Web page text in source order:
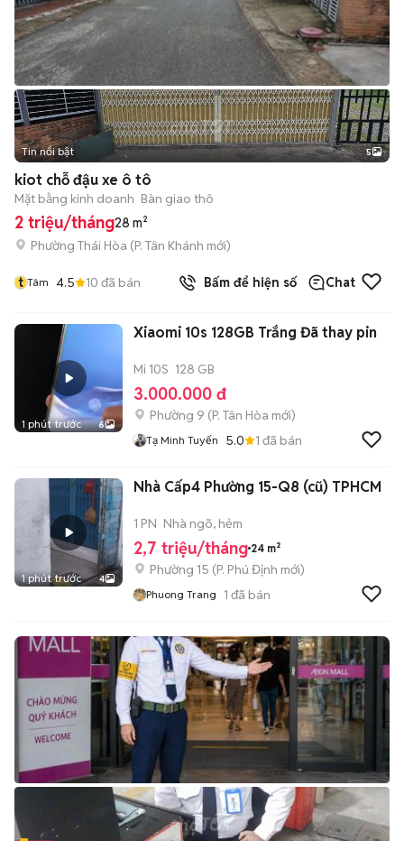
Tin nổi bật 5
kiot chỗ đậu xe ô tô
Mặt bằng kinh doanh Bàn giao thô
2 triệu/tháng28 m²
Phường Thái Hòa (P. Tân Khánh mới)
t Tâm 4.5 10 đã bán Bấm để hiện số Chat
1 phút trước 6
Xiaomi 10s 128GB Trắng Đã thay pin
Mi 10S 128 GB
3.000.000 đ
Phường 9 (P. Tân Hòa mới)
Tạ Minh Tuyến 5.0 1 đã bán
1 phút trước 4
Nhà Cấp4 Phường 15-Q8 (cũ) TPHCM
1 PN Nhà ngõ, hẻm
2,7 triệu/tháng 24 m²
Phường 15 (P. Phú Định mới)
Phuong Trang 1 đã bán